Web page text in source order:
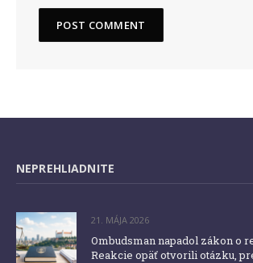
NEPREHLIADNITE
21. MÁJA 2026
Ombudsman napadol zákon o
Reakcie opäť otvorili otázku,